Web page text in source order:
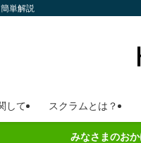
単解説
して スクラムとは？
みなさまのお